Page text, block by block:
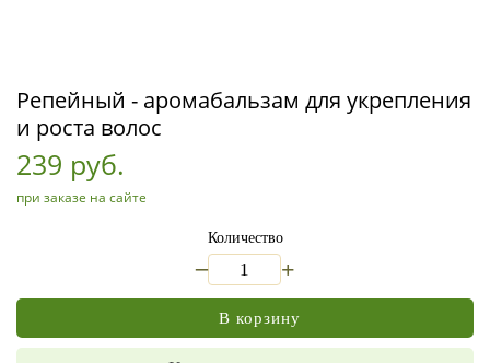
Репейный - аромабальзам для укрепления
и роста волос
239 руб.
при заказе на сайте
Количество
+
В корзину